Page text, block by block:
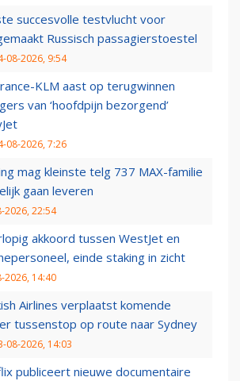
succesvolle testvlucht voor
Russisch passagierstoestel
08-2026, 9:54
KLM aast op terugwinnen
van ‘hoofdpijn bezorgend’
08-2026, 7:26
mag kleinste telg 737 MAX-familie
gaan leveren
2026, 22:54
akkoord tussen WestJet en
einde staking in zicht
2026, 14:40
Airlines verplaatst komende
tussenstop op route naar Sydney
08-2026, 14:03
publiceert nieuwe documentaire